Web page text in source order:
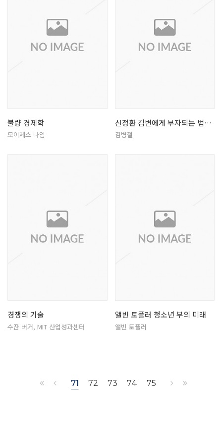
불량 경제학
모이제스 나임
신정환 김변에게 부자되는 법을 배우다
김병철
경쟁의 기술
수잔 버거, MIT 산업성과센터
앨빈 토플러 청소년 부의 미래
앨빈 토플러
71 72 73 74 75